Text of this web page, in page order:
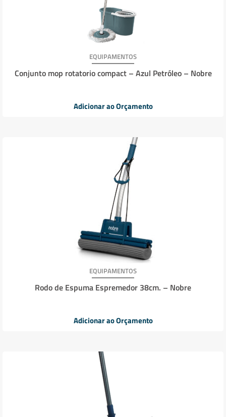
EQUIPAMENTOS
Conjunto mop rotatorio compact – Azul Petróleo – Nobre
Adicionar ao Orçamento
EQUIPAMENTOS
Rodo de Espuma Espremedor 38cm. – Nobre
Adicionar ao Orçamento